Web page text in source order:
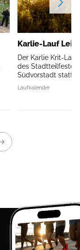
Karlie-Lauf
Der Karlie Krit-
des Stadtteilfestes
Südvorstadt statt.
Laufkalender